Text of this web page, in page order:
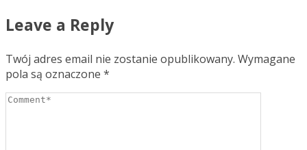
Leave a Reply
Twój adres email nie zostanie opublikowany. Wymagane
pola są oznaczone *